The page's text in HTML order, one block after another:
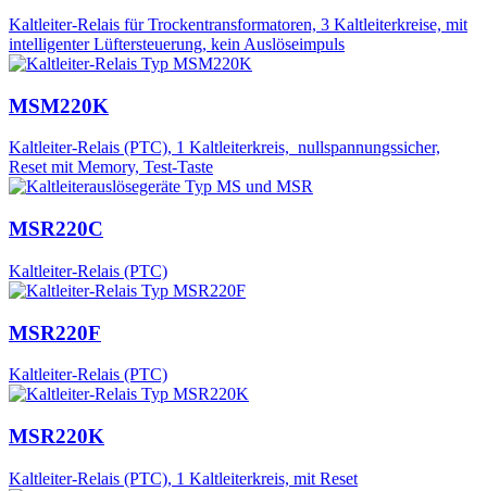
Kaltleiter-Relais für Trockentransformatoren, 3 Kaltleiterkreise, mit
intelligenter Lüftersteuerung, kein Auslöseimpuls
MSM220K
Kaltleiter-Relais (PTC), 1 Kaltleiterkreis, nullspannungssicher,
Reset mit Memory, Test-Taste
MSR220C
Kaltleiter-Relais (PTC)
MSR220F
Kaltleiter-Relais (PTC)
MSR220K
Kaltleiter-Relais (PTC), 1 Kaltleiterkreis, mit Reset